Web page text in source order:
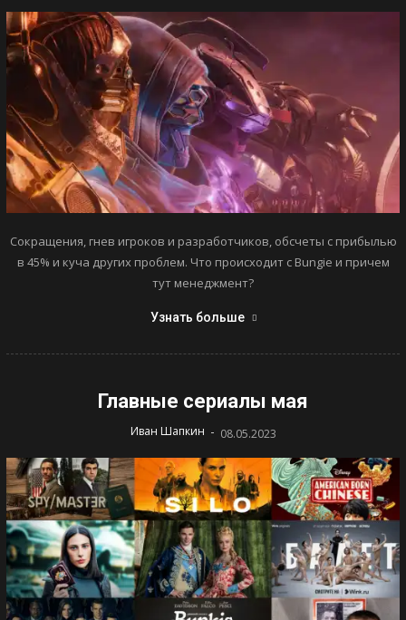
Сокращения, гнев игроков и разработчиков, обсчеты с прибылью
в 45% и куча других проблем. Что происходит с Bungie и причем
тут менеджмент?
Узнать больше
Главные сериалы мая
Иван Шапкин - 08.05.2023